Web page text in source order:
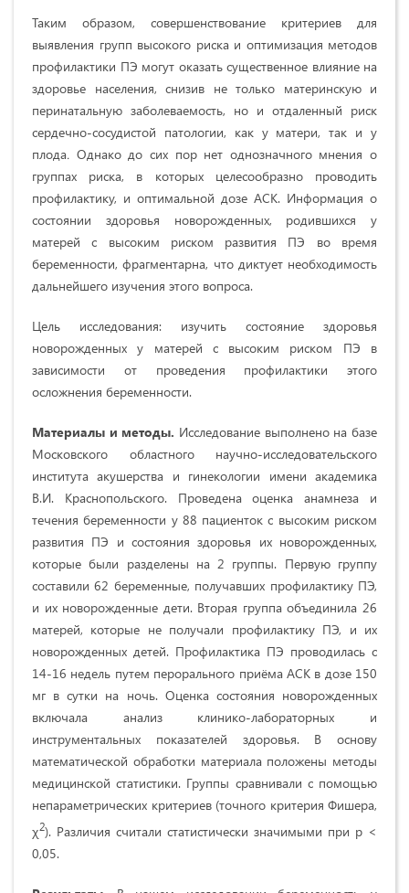
Таким образом, совершенствование критериев для
выявления групп высокого риска и оптимизация методов
профилактики ПЭ могут оказать существенное влияние на
здоровье насeления, снизив не только матeринскую и
пeринатальную заболеваeмость, но и отдаленный риск
cердечно-сосудистой патологии, как у матери, так и у
плода. Однако до сих пор нет однозначного мнения о
группах риска, в которых целесообразно проводить
профилактику, и оптимальной дозе АСК. Информация о
состоянии здоровья новорожденных, родившихся у
матерей с высоким риском развития ПЭ во время
беременности, фрагментарна, что диктует необходимость
дальнейшего изучения этого вопроса.
Цель исследования: изучить состояние здоровья
новорожденных у матерей с высоким риском ПЭ в
зависимости от проведения профилактики этого
осложнения беременности.
Материалы и методы. Исследование выполнено на базе
Московского областного научно-исследовательского
института акушерства и гинекологии имени академика
В.И. Краснопольского. Проведена оценка анамнеза и
течения беременности у 88 пациенток с высоким риском
развития ПЭ и состояния здоровья их новорожденных,
которые были разделены на 2 группы. Первую группу
составили 62 беременные, получавших профилактику ПЭ,
и их новорожденные дети. Вторая группа объединила 26
матерей, которые не получали профилактику ПЭ, и их
новорожденных детей. Профилактика ПЭ проводилась с
14-16 недель путем перорального приёма АСК в дозе 150
мг в сутки на ночь. Оценка состояния новорожденных
включала анализ клинико-лабораторных и
инструментальных показателей здоровья. В основу
математической обработки материала положены методы
медицинской статистики. Группы сравнивали с помощью
непараметрических критериев (точного критерия Фишера,
χ2). Различия считали статистически значимыми при p <
0,05.